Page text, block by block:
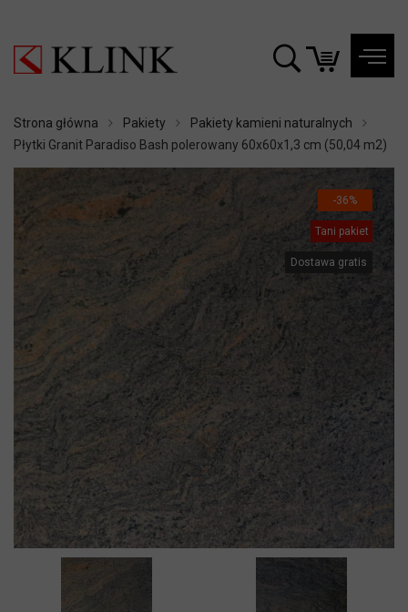
Strona główna Pakiety
Pakiety kamieni naturalnych
Płytki Granit Paradiso Bash polerowany 60x60x1,3 cm (50,04 m2)
-36%
Tani pakiet
Dostawa gratis